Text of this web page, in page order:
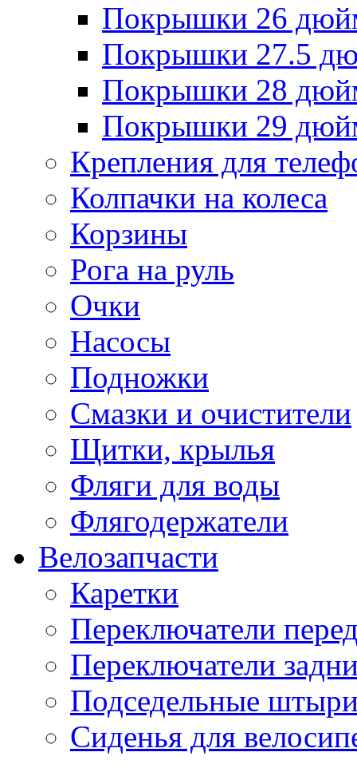
Покрышки 26
Покрышки 27.5
Покрышки 28
Покрышки 29
Крепления для
Колпачки на колеса
Корзины
Рога на руль
Очки
Насосы
Подножки
Смазки и очистители
Щитки, крылья
Фляги для воды
Флягодержатели
Велозапчасти
Каретки
Переключатели
Переключатели
Подседельные
Сиденья для